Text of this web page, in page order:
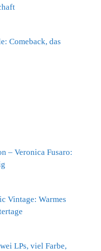
Comeback, das
– Veronica Fusaro:
Vintage: Warmes
LPs, viel Farbe,